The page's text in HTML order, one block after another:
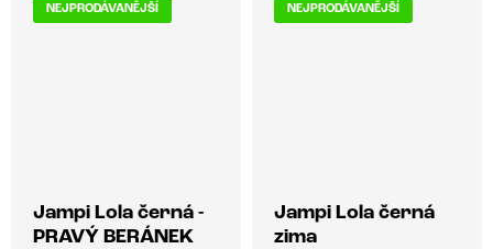
NEJPRODÁVANĚJŠÍ
Jampi Lola černá -
PRAVÝ BERÁNEK
NEJPRODÁVANĚJŠÍ
Jampi Lola černá
zima